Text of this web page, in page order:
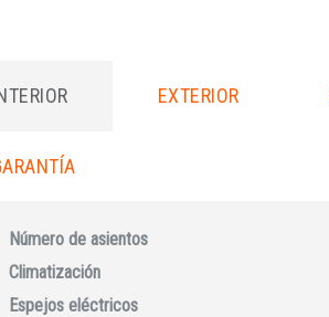
EXTERIOR
Número de asientos
Climatización
Espejos eléctricos